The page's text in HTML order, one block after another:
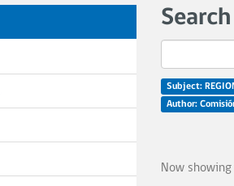
Search
Subject:
Now